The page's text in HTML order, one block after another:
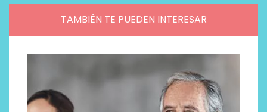
TAMBIÉN TE PUEDEN INTERESAR